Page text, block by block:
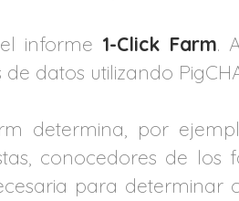
informe 1-Click Farm.
datos utilizando
determina, por
conocedores de los
para determinar